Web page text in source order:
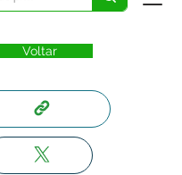
Voltar